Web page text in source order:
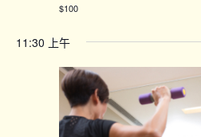
$100
11:30 上午